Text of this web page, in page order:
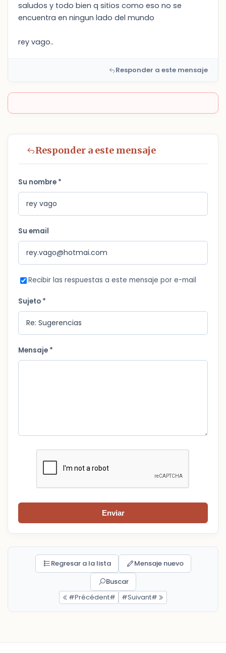
saludos y todo bien q sitios como eso no se
encuentra en ningun lado del mundo
rey vago..
Responder a este mensaje
Responder a este mensaje
Su nombre *
Su email
Recibir las respuestas a este mensaje por e-mail
Sujeto *
Mensaje *
Enviar
Regresar a la lista
Mensaje nuevo
Buscar
#Précédent#
#Suivant#